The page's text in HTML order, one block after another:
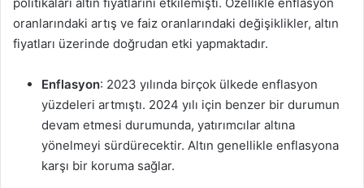
oranlarındaki artış ve faiz oranlarındaki değişiklikler, altın
fiyatları üzerinde doğrudan etki yapmaktadır.
Enflasyon: 2023 yılında birçok ülkede enflasyon
yüzdeleri artmıştı. 2024 yılı için benzer bir durumun
devam etmesi durumunda, yatırımcılar altına
yönelmeyi sürdürecektir. Altın genellikle enflasyona
karşı bir koruma sağlar.